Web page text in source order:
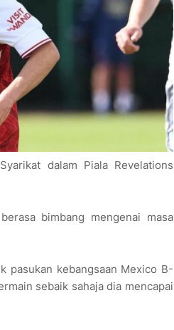
dalam Piala Revelations
bimbang mengenai masa
pasukan kebangsaan Mexico B-
sebaik sahaja dia mencapai